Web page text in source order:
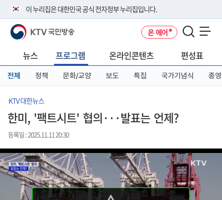
이 누리집은 대한민국 공식 전자정부 누리집입니다.
공식 누리집 주소 확인하기
니다.
이밖에 or.kr 또는 .kr등 다른 도메인 주소를 사용하고 있다면 아래 URL에
서 도메인 주소를 확인해 보세요
KTV 국민방송 온 에어
뉴스 프로그램 온라인콘텐츠 편성표
전체 정책 문화/교양 보도 특집 국가기념식 종영
KTV 대한뉴스
한미, '팩트시트' 협의···발표는 언제?
등록일 : 2025.11.11 20:30